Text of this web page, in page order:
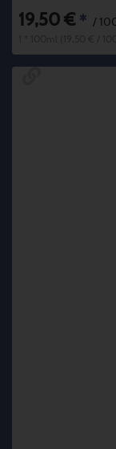
19,50 € * /